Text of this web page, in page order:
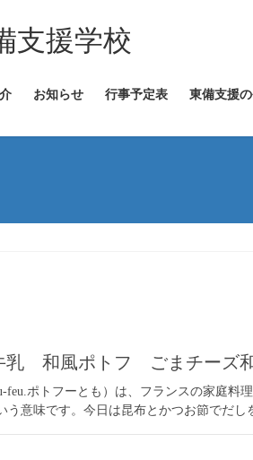
支援学校
お知らせ 行事予定表 東備支援の
乳 和風ポトフ ごまチーズ
feu.ポトフーとも）は、フランスの家庭料
う意味です。今日は昆布とかつお節でだ